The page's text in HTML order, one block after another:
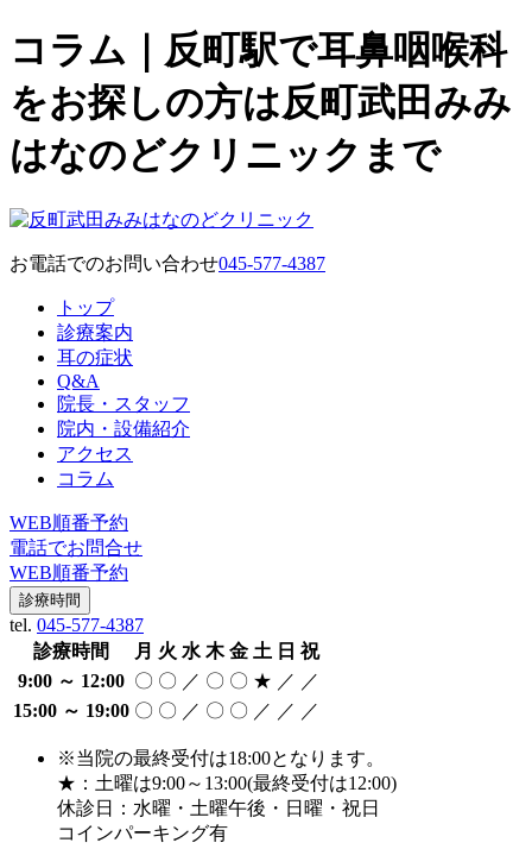
コラム｜反町駅で耳鼻咽喉科
をお探しの方は反町武田みみ
はなのどクリニックまで
お電話でのお問い合わせ045-577-4387
トップ
診療案内
耳の症状
Q&A
院長・スタッフ
院内・設備紹介
アクセス
コラム
WEB順番予約
電話でお問合せ
WEB順番予約
診療時間
tel. 045-577-4387
診療時間
月 火 水 木 金 土 日 祝
9:00 ～ 12:00 〇 〇 ／ 〇 〇 ★ ／ ／
15:00 ～ 19:00 〇 〇 ／ 〇 〇 ／ ／ ／
※当院の最終受付は18:00となります。
★：土曜は9:00～13:00(最終受付は12:00)
休診日：水曜・土曜午後・日曜・祝日
コインパーキング有